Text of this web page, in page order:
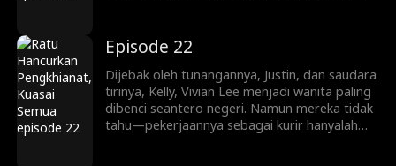
Lee. Mulai dari menjatuhkan lawan lewat
siaran langsung dan konflik keluarga, hingga
melatih Ryan Shaw yang pemalu menjadi
pewaris tangguh, Vivian memainkan
permainan kekuasaan dan balas dendam yang
kejam.
Episode 22
Dijebak oleh tunangannya, Justin, dan saudara
tirinya, Kelly, Vivian Lee menjadi wanita paling
dibenci seantero negeri. Namun mereka tidak
tahu—pekerjaannya sebagai kurir hanyalah